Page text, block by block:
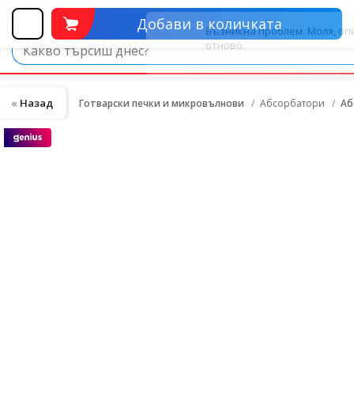
Добави в количката
Готварски печки и микровълнови Абсорбатори
Назад